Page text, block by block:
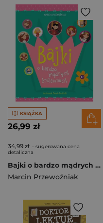
KSIĄŻKA
26,99 zł
34,99 zł - sugerowana cena
detaliczna
Bajki o bardzo mądrych królewnach
Marcin Przewoźniak